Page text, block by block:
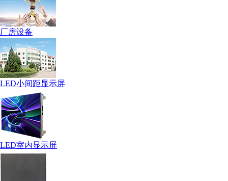
厂房设备
LED小间距显示屏
LED室内显示屏